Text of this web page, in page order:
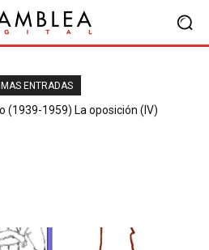
ENTRADAS
(1939-1959) La oposición (IV)